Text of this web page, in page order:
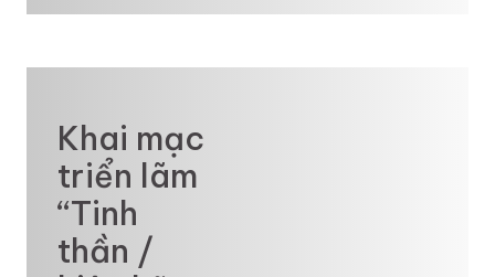
Khai mạc
triển lãm
“Tinh
thần /